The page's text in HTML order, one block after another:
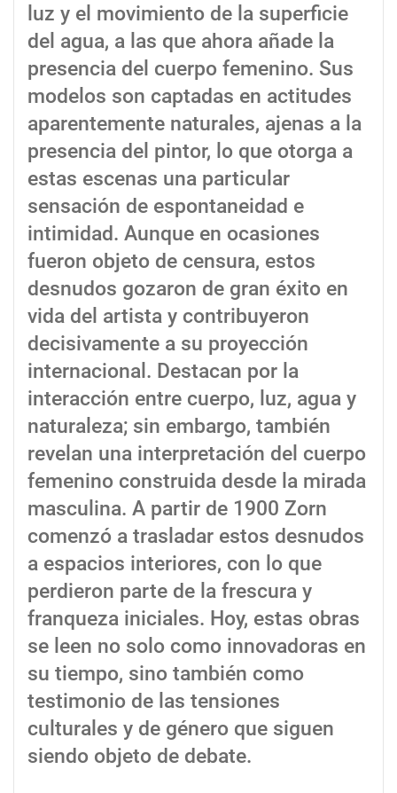
luz y el movimiento de la superficie
del agua, a las que ahora añade la
presencia del cuerpo femenino. Sus
modelos son captadas en actitudes
aparentemente naturales, ajenas a la
presencia del pintor, lo que otorga a
estas escenas una particular
sensación de espontaneidad e
intimidad. Aunque en ocasiones
fueron objeto de censura, estos
desnudos gozaron de gran éxito en
vida del artista y contribuyeron
decisivamente a su proyección
internacional. Destacan por la
interacción entre cuerpo, luz, agua y
naturaleza; sin embargo, también
revelan una interpretación del cuerpo
femenino construida desde la mirada
masculina. A partir de 1900 Zorn
comenzó a trasladar estos desnudos
a espacios interiores, con lo que
perdieron parte de la frescura y
franqueza iniciales. Hoy, estas obras
se leen no solo como innovadoras en
su tiempo, sino también como
testimonio de las tensiones
culturales y de género que siguen
siendo objeto de debate.